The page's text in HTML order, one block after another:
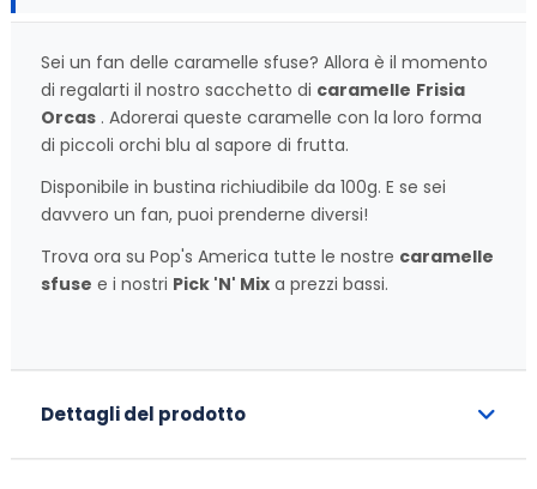
Sei un fan delle caramelle sfuse? Allora è il momento
di regalarti il nostro sacchetto di caramelle Frisia
Orcas . Adorerai queste caramelle con la loro forma
di piccoli orchi blu al sapore di frutta.
Disponibile in bustina richiudibile da 100g. E se sei
davvero un fan, puoi prenderne diversi!
Trova ora su Pop's America tutte le nostre caramelle
sfuse e i nostri Pick 'N' Mix a prezzi bassi.
Dettagli del prodotto